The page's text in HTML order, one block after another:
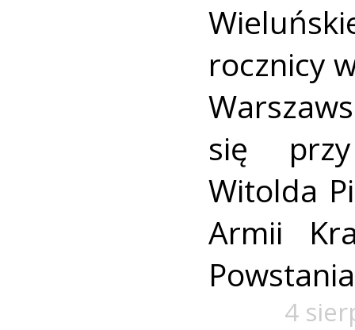
rocznicy
się
Witolda
Armii
4